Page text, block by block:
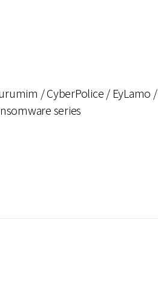
/ CyberPolice / EyLamo /
series